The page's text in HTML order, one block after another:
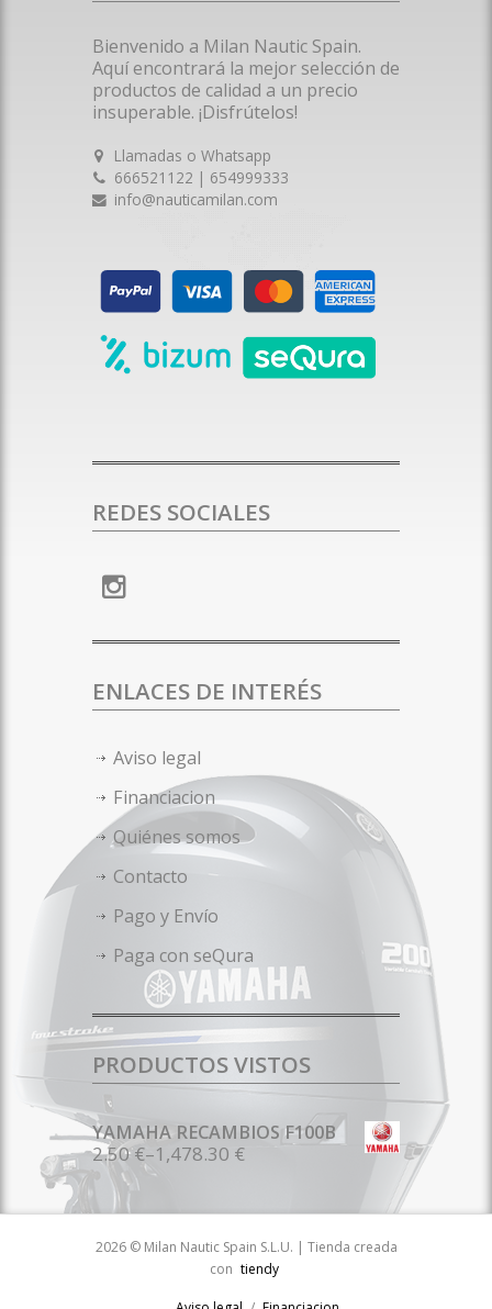
Bienvenido a Milan Nautic Spain.
Aquí encontrará la mejor selección de
productos de calidad a un precio
insuperable. ¡Disfrútelos!
Llamadas o Whatsapp
666521122 | 654999333
info@nauticamilan.com
REDES SOCIALES
ENLACES DE INTERÉS
Aviso legal
Financiacion
Quiénes somos
Contacto
Pago y Envío
Paga con seQura
PRODUCTOS VISTOS
YAMAHA RECAMBIOS F100B
2.50 €–1,478.30 €
2026 © Milan Nautic Spain S.L.U. | Tienda creada
con tiendy